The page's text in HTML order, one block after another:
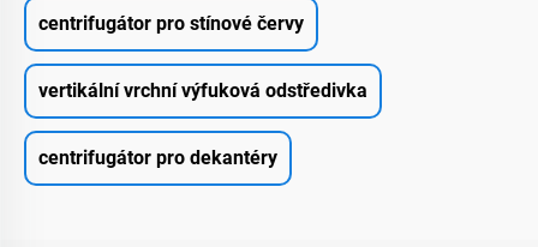
centrifugátor pro stínové červy
vertikální vrchní výfuková odstředivka
centrifugátor pro dekantéry